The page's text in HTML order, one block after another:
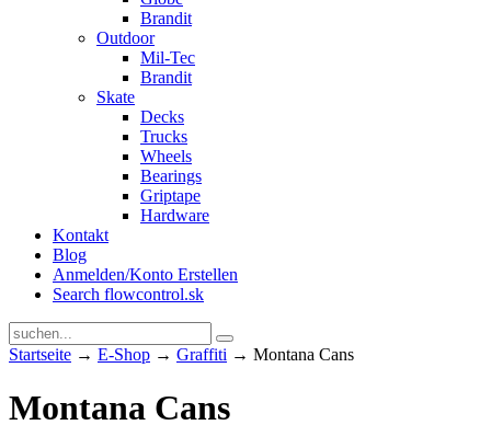
Brandit
Outdoor
Mil-Tec
Brandit
Skate
Decks
Trucks
Wheels
Bearings
Griptape
Hardware
Kontakt
Blog
Anmelden/Konto Erstellen
Search flowcontrol.sk
Startseite → E-Shop → Graffiti → Montana Cans
Montana Cans